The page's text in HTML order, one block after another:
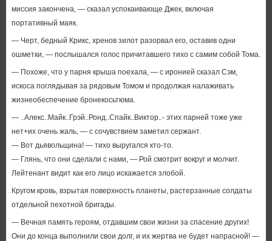
миссия закончена, — сказал успокаивающе Джек, включая
портативный маяк.
— Черт, бедный Крикс, хренов зилот разорвал его, оставив одни
ошметки, — послышался голос причитавшего тихо с самим собой Тома.
— Похоже, что у парня крыша поехала, — с иронией сказал Сэм,
искоса поглядывая за рядовым Томом и продолжая налаживать
жизнеобеспечение бронекосьтюма.
— ..Алекс..Майк..Грэй..Ронд..Спайк..Виктор..- этих парней тоже уже
нет+их очень жаль, — с сочувствием заметил сержант.
— Вот дьявольщина! — тихо выругался кто-то.
— Глянь, что они сделали с нами, — Рой смотрит вокруг и молчит.
Лейтенант видит как его лицо искажается злобой.
Кругом кровь, взрытая поверхность планеты, растерзанные солдаты
отдельной пехотной бригады.
— Вечная память героям, отдавшим свои жизни за спасение других!
Они до конца выполнили свои долг, и их жертва не будет напрасной! —